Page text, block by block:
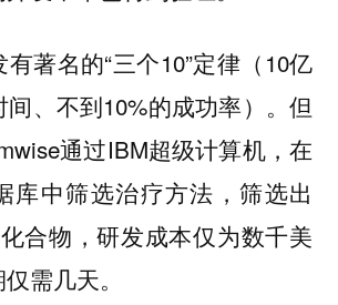
著名的“三个10”定律（10亿
间、不到10%的成功率）。但
通过IBM超级计算机，在
库中筛选治疗方法，筛选出
合物，研发成本仅为数千美
需几天。